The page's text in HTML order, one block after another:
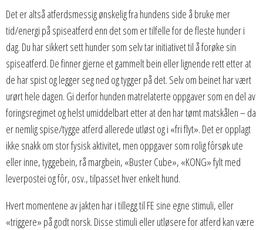
Det er altså atferdsmessig ønskelig fra hundens side å bruke mer
tid/energi på spiseatferd enn det som er tilfelle for de fleste hunder i
dag. Du har sikkert sett hunder som selv tar initiativet til å forøke sin
spiseatferd. De finner gjerne et gammelt bein eller lignende rett etter at
de har spist og legger seg ned og tygger på det. Selv om beinet har vært
urørt hele dagen. Gi derfor hunden matrelaterte oppgaver som en del av
foringsregimet og helst umiddelbart etter at den har tømt matskålen – da
er nemlig spise/tygge atferd allerede utløst og i «fri flyt». Det er opplagt
ikke snakk om stor fysisk aktivitet, men oppgaver som rolig fôrsøk ute
eller inne, tyggebein, rå margbein, «Buster Cube», «KONG» fylt med
leverpostei og fôr, osv., tilpasset hver enkelt hund.
Hvert momentene av jakten har i tillegg til FE sine egne stimuli, eller
«triggere» på godt norsk. Disse stimuli eller utløsere for atferd kan være